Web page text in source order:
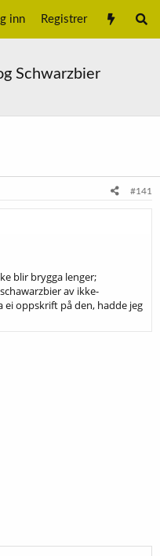
inn Registrer
Schwarzbier
#141
blir brygga lenger;
av ikke-
ei oppskrift på den, hadde jeg